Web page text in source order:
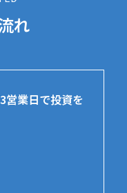
れ
営業日で投資を